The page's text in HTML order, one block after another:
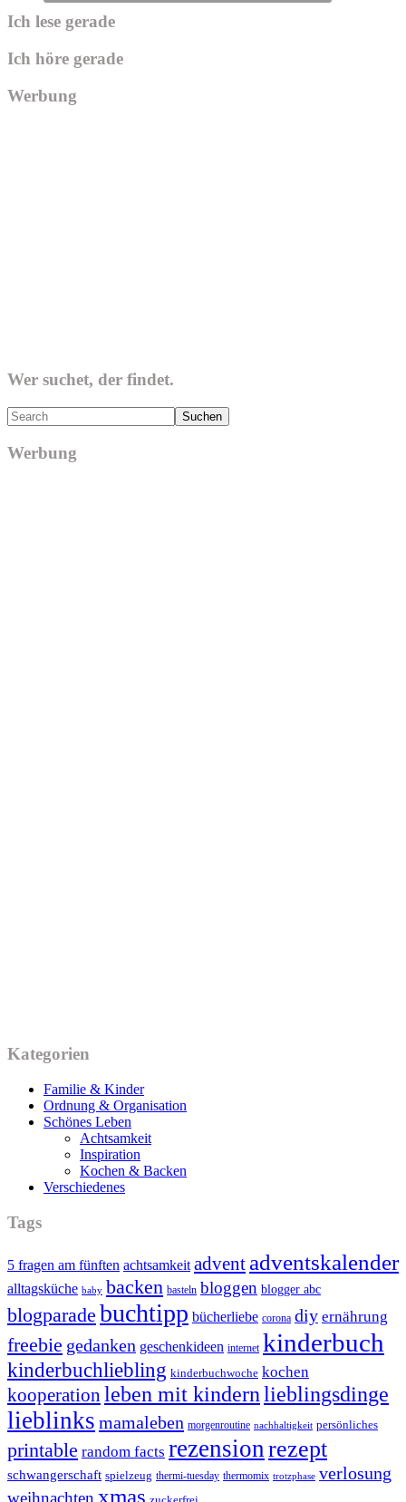
Ich lese gerade
Ich höre gerade
Werbung
Wer suchet, der findet.
Search
Werbung
Kategorien
Familie & Kinder
Ordnung & Organisation
Schönes Leben
Achtsamkeit
Inspiration
Kochen & Backen
Verschiedenes
Tags
5 fragen am fünften achtsamkeit advent adventskalender
alltagsküche baby backen basteln bloggen blogger abc
blogparade buchtipp bücherliebe corona diy ernährung
freebie gedanken geschenkideen internet kinderbuch
kinderbuchliebling kinderbuchwoche kochen
kooperation leben mit kindernlieblingsdinge
lieblinks mamaleben morgenroutine nachhaltigkeit persönliches
printable random facts rezensionrezept
schwangerschaft spielzeug thermi-tuesday thermomix trotzphase verlosung
xmas